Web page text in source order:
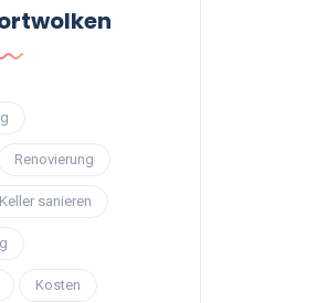
Renovierung
Keller sanieren
Kosten